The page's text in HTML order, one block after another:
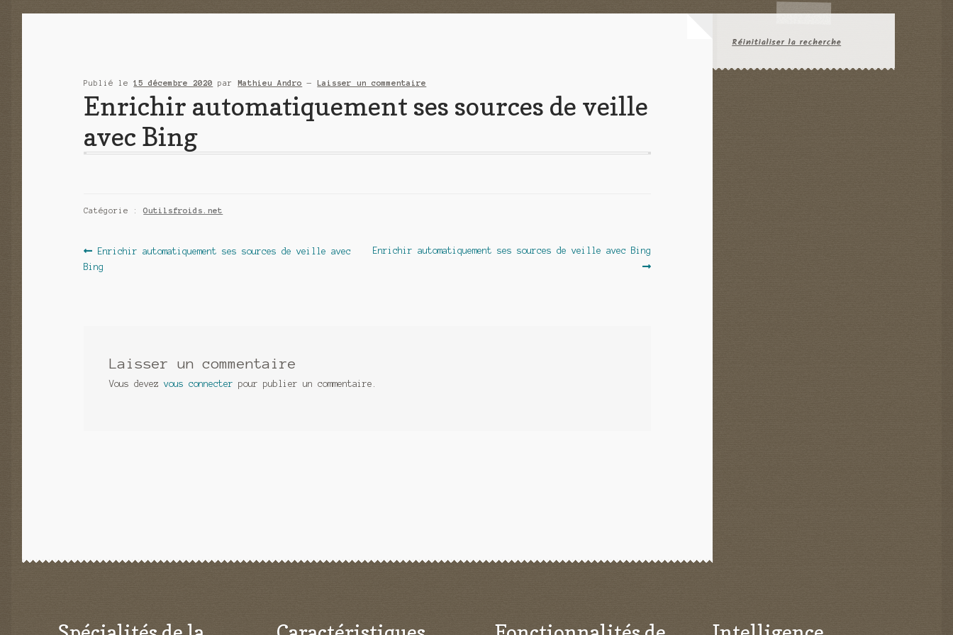
Publié le15 décembre 2020 parMathieu Andro —Laisser un commentaire
Enrichir automatiquement ses sources de veille
avec Bing
Catégorie :Outilsfroids.net
Navigation
de
Article
précédent :
Enrichir automatiquement ses sources de veille avec
Bing
Article
Enrichir automatiquement ses sources de veille avec Bing
Laisser un commentaire
Vous devezvous connecter pour publier un commentaire.
Réinitialiser la recherche